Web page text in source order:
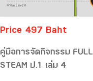
Price 497 Baht
คู่มือการจัดกิจกรรม FULL
STEAM ป.1 เล่ม 4